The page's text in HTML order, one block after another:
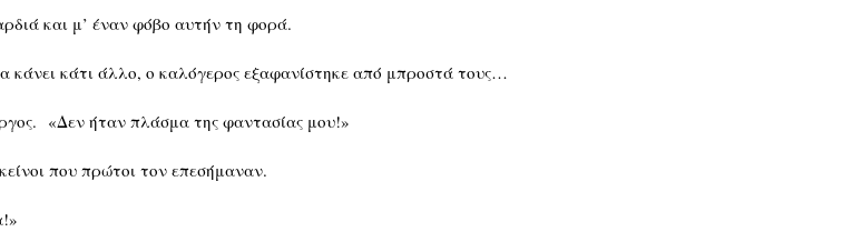
και μ’ έναν φόβο αυτήν τη φορά.
κάνει κάτι άλλο, ο καλόγερος εξαφανίστηκε από μπροστά τους…
«Δεν ήταν πλάσμα της φαντασίας μου!»
που πρώτοι τον επεσήμαναν.